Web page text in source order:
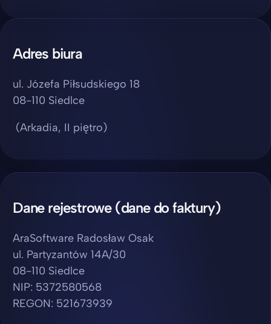
Adres biura
ul. Józefa Piłsudskiego 18
08-110 Siedlce
(Arkadia, II piętro)
Dane rejestrowe (dane do faktury)
AraSoftware Radosław Osak
ul. Partyzantów 14A/30
08-110 Siedlce
NIP: 5372580568
REGON: 521673939